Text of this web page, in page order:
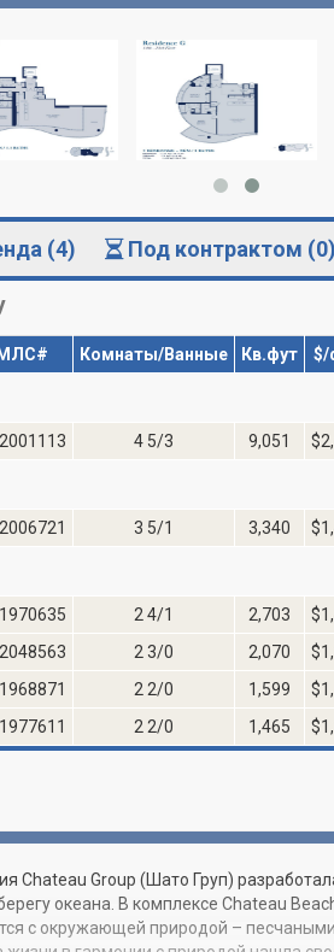
(4) Под контрактом (0)
МЛС# Комнаты/Ванные Кв.фут $/
4 5/3 9,051
3 5/1 3,340
2 4/1 2,703
2 3/0 2,070
2 2/0 1,599
2 2/0 1,465
Chateau Group (Шато Груп)
океана. В комплексе Chateau
с окружающей природой –